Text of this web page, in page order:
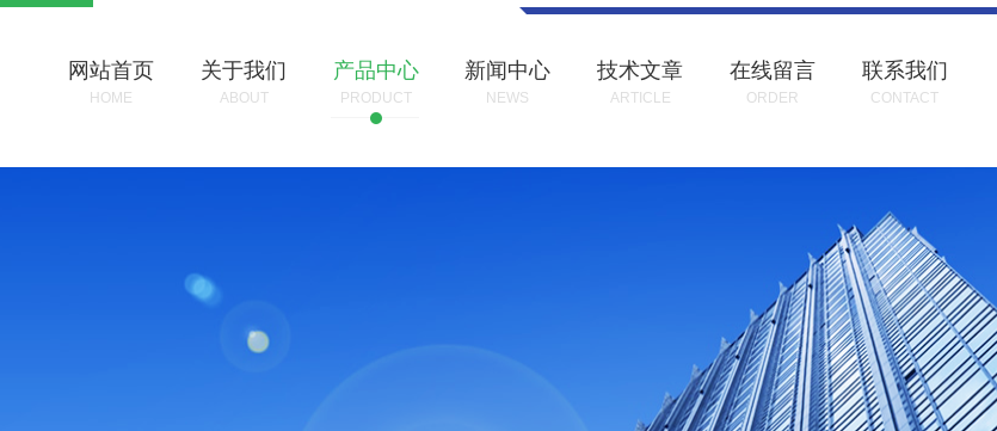
网站首页
HOME
关于我们
ABOUT
产品中心
PRODUCT
新闻中心
NEWS
技术文章
ARTICLE
在线留言
ORDER
联系我们
CONTACT